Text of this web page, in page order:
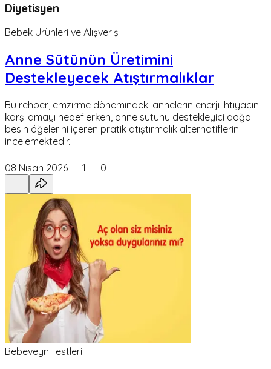
Diyetisyen
Bebek Ürünleri ve Alışveriş
Anne Sütünün Üretimini
Destekleyecek Atıştırmalıklar
Bu rehber, emzirme dönemindeki annelerin enerji ihtiyacını
karşılamayı hedeflerken, anne sütünü destekleyici doğal
besin öğelerini içeren pratik atıştırmalık alternatiflerini
incelemektedir.
08 Nisan 2026 1 0
Bebeveyn Testleri